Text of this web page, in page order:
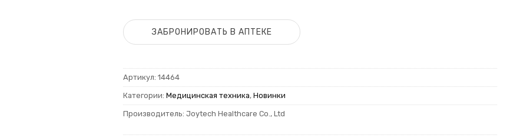
ЗАБРОНИРОВАТЬ В АПТЕКЕ
Артикул: 14464
Категории: Медицинская техника, Новинки
Производитель: Joytech Healthcare Co., Ltd